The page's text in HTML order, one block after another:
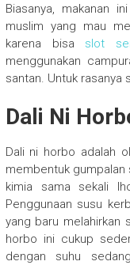
Biasanya, makanan
muslim yang mau
karena bisa slot
menggunakan
santan. Untuk rasanya
Dali Ni
Dali ni horbo adalah
membentuk gumpalan
kimia sama sekali
Penggunaan susu
yang baru melahirkan
horbo ini cukup
dengan suhu